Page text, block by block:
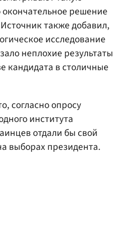
решение
также добавил,
исследование
неплохие результаты
кандидата в столичные
согласно опросу
института
отдали бы свой
выборах президента.